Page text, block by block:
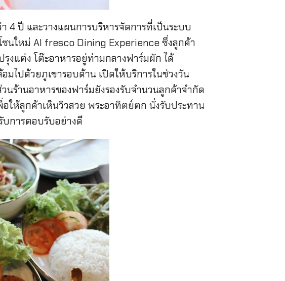
4 ปี และวางแผนการบริหารจัดการที่เป็นระบบ
นใหม่ AI fresco Dining Experience ซึ่งลูกค้า
งแต่ง โต๊ะอาหารอยู่ท่ามกลางฟาร์มผัก ได้
มไปด้วยภูเขารอบด้าน เปิดให้บริการในช่วงวัน
นร้านอาหารของฟาร์มยังรองรับจำนวนลูกค้าจำกัด
ให้ลูกค้าเห็นวิวสวย พระอาทิตย์ตก นั่งรับประทาน
บการตอบรับอย่างดี